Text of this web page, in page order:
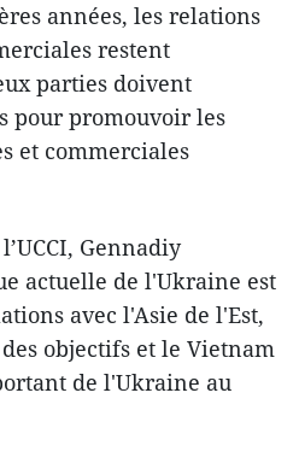
années, les relations
restent
parties doivent
pour promouvoir les
et commerciales
Gennadiy
actuelle de l'Ukraine est
avec l'Asie de l'Est,
objectifs et le Vietnam
de l'Ukraine au